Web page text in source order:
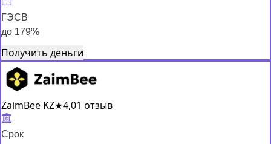
ГЭСВ
до 179%
Получить деньги
ZaimBee KZ★4,01 отзыв
Срок